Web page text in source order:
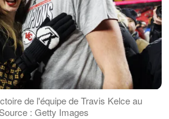
de l'équipe de Travis Kelce au
: Getty Images